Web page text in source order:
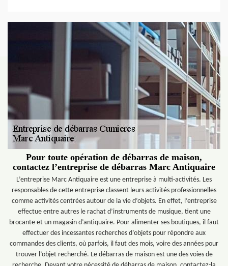
Pour toute opération de débarras de maison,
contactez l’entreprise de débarras Marc Antiquaire
L’entreprise Marc Antiquaire est une entreprise à multi-activités. Les
responsables de cette entreprise classent leurs activités professionnelles
comme activités centrées autour de la vie d’objets. En effet, l’entreprise
effectue entre autres le rachat d’instruments de musique, tient une
brocante et un magasin d’antiquaire. Pour alimenter ses boutiques, il faut
effectuer des incessantes recherches d’objets pour répondre aux
commandes des clients, où parfois, il faut des mois, voire des années pour
trouver l’objet recherché. Le débarras de maison est une des voies de